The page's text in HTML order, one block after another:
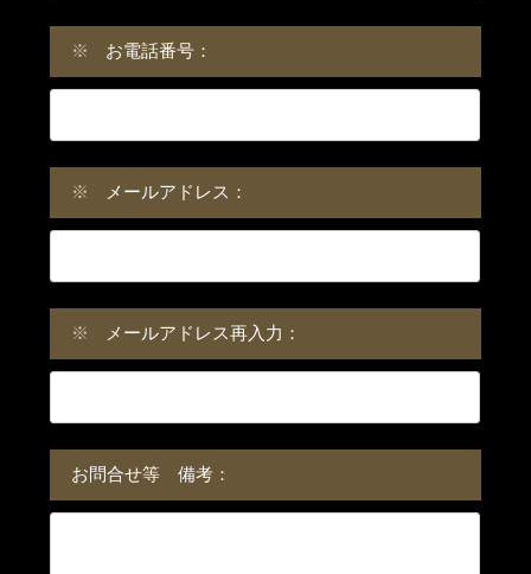
※ お電話番号：
※ メールアドレス：
※ メールアドレス再入力：
お問合せ等 備考：